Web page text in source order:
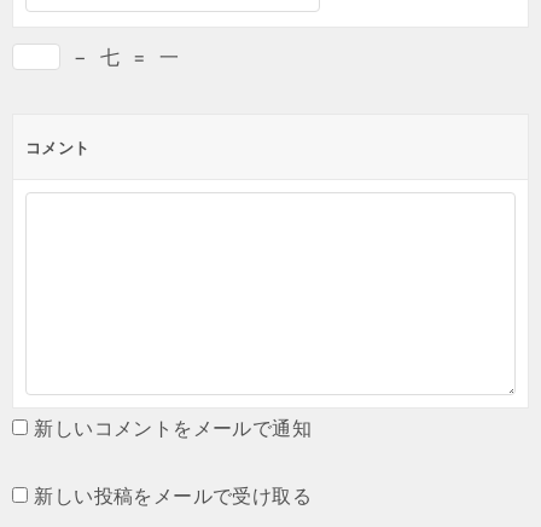
− 七 = 一
コメント
新しいコメントをメールで通知
新しい投稿をメールで受け取る